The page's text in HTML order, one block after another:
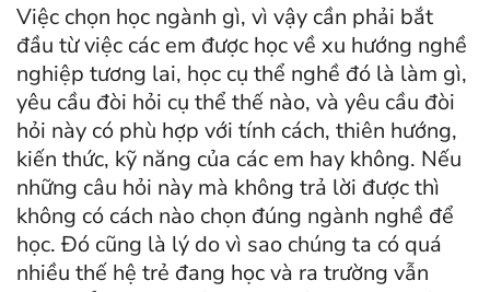
Việc chọn học ngành gì, vì vậy cần phải bắt
đầu từ việc các em được học về xu hướng nghề
nghiệp tương lai, học cụ thể nghề đó là làm gì,
yêu cầu đòi hỏi cụ thể thế nào, và yêu cầu đòi
hỏi này có phù hợp với tính cách, thiên hướng,
kiến thức, kỹ năng của các em hay không. Nếu
những câu hỏi này mà không trả lời được thì
không có cách nào chọn đúng ngành nghề để
học. Đó cũng là lý do vì sao chúng ta có quá
nhiều thế hệ trẻ đang học và ra trường vẫn